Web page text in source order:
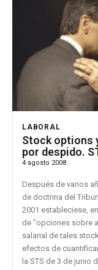
LABORAL
Stock options
por despido.
4 agosto 2008
Después de varios
de doctrina del
2001 estableciese,
de "opciones sobre
salarial de tales
efectos de
la STS de 3 de junio